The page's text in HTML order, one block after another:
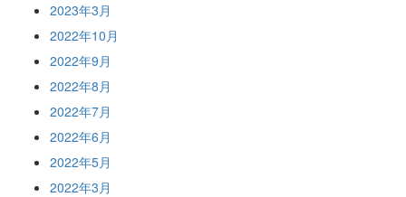
2023年3月
2022年10月
2022年9月
2022年8月
2022年7月
2022年6月
2022年5月
2022年3月